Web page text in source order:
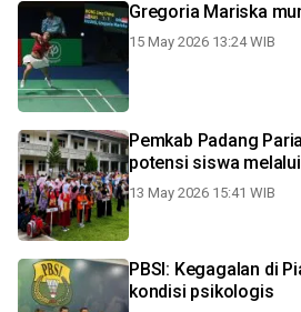
Gregoria Mariska
15 May 2026 13:24 WIB
Pemkab Padang
potensi siswa melalui
13 May 2026 15:41 WIB
PBSI: Kegagalan di
kondisi psikologis